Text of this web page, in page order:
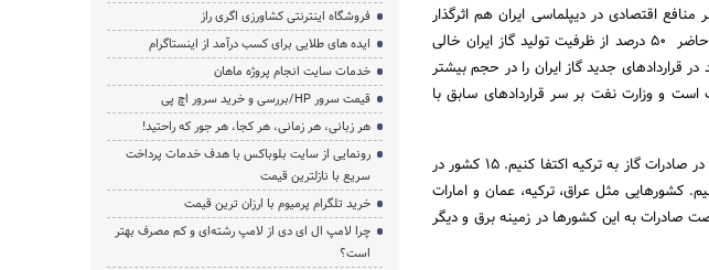
اقتصادی در دیپلماسی ایران هم اثرگذار
باشد و ایران باید تلاش کند صادرات گاز به ترکیه را افزایش دهد. در حال حاضر 50 درصد از ظرفیت تولید گاز ایران خالی
قراردادهای جدید گاز ایران را در حجم بیشتر
است و وزارت نفت بر سر قراردادهای سابق با
صالحی ادامه داد: گاز ایران یک فرصت بزرگ اقتصادی و سیاسی است. نباید در صادرات گاز به ترکیه اکتفا کنیم. 15 کشور در
کشورهایی مثل عراق، ترکیه، عمان و امارات
صادرات به این کشورها در زمینه برق و دیگر
فروشگاه اینترنتی کشاورزی اگری راز
ایده های طلایی برای کسب درآمد از اینستاگرام
خدمات سایت انجام پروژه ماهان
قیمت سرور HP/بررسی و خرید سرور اچ پی
هر زبانی، هر زمانی، هر کجا، هر جور که راحتید!
رونمایی از سایت بلوباکس با هدف خدمات پرداخت
سریع با نازلترین قیمت
خرید تلگرام پرمیوم با ارزان ترین قیمت
چرا لامپ ال ای دی از لامپ رشته‌ای و کم مصرف بهتر
است؟